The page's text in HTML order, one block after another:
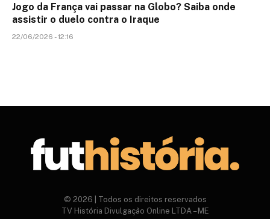
Jogo da França vai passar na Globo? Saiba onde
assistir o duelo contra o Iraque
22/06/2026 - 12:16
© 2026 | Todos os direitos reservados
TV História Divulgação Online LTDA – ME